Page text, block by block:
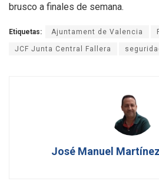
brusco a finales de semana.
Etiquetas: Ajuntament de Valencia
JCF Junta Central Fallera
José Manuel